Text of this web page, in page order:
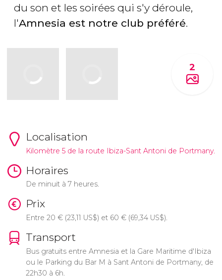
du son et les soirées qui s'y déroule,
l'Amnesia est notre club préféré.
2
Localisation
Kilomètre 5 de la route Ibiza-Sant Antoni de Portmany.
Horaires
De minuit à 7 heures.
Prix
Entre 20 €(23,11 US$) et 60 €(69,34 US$).
Transport
Bus gratuits entre Amnesia et la Gare Maritime d'Ibiza
ou le Parking du Bar M à Sant Antoni de Portmany, de
22h30 à 6h.